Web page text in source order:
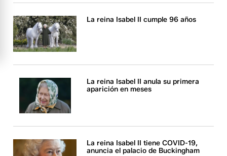
La reina Isabel II cumple 96 años
La reina Isabel II anula su primera
aparición en meses
La reina Isabel II tiene COVID-19,
anuncia el palacio de Buckingham